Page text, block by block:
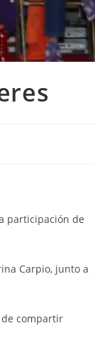
participación de
Carpio, junto a
de compartir